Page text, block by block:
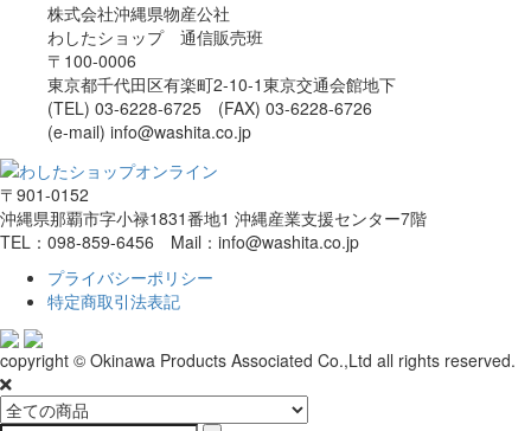
株式会社沖縄県物産公社
わしたショップ 通信販売班
〒100-0006
東京都千代田区有楽町2-10-1東京交通会館地下
(TEL) 03-6228-6725 (FAX) 03-6228-6726
(e-mail) info@washita.co.jp
〒901-0152
沖縄県那覇市字小禄1831番地1 沖縄産業支援センター7階
TEL：098-859-6456 Mail：info@washita.co.jp
プライバシーポリシー
特定商取引法表記
copyright © Okinawa Products Associated Co.,Ltd all rights reserved.